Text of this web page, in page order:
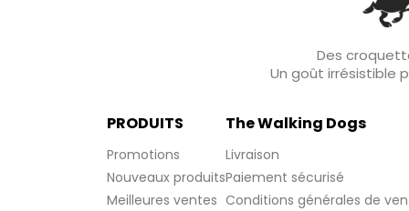
Des
Un goût irrésistible
PRODUITS
Promotions
Nouveaux produits
Meilleures ventes
The Walking Dogs
Livraison
Paiement sécurisé
Conditions générales de